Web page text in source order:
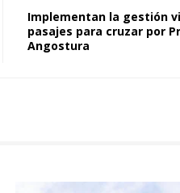
Implementan la gestión
pasajes para cruzar por
Angostura